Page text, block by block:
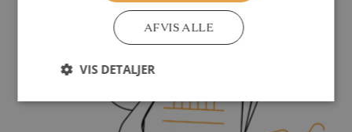
AFVIS ALLE
VIS DETALJER